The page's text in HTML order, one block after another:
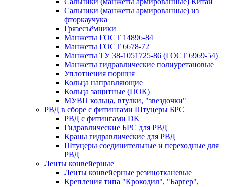
Сальники (манжеты армированные) из
фторкаучука
Грязесъёмники
Манжеты ГОСТ 14896-84
Манжеты ГОСТ 6678-72
Манжеты ТУ 38-1051725-86 (ГОСТ 6969-54)
Манжеты гидравлические полиуретановые
Уплотнения поршня
Кольца направляющие
Кольца защитные (ПОК)
МУВП кольца, втулки, "звездочки"
РВД в сборе с фитингами Штуцеры БРС
РВД с фитингами DK
Гидравлические БРС для РВД
Краны гидравлические для РВД
Штуцеры соединительные и переходные для
РВД
Ленты конвейерные
Ленты конвейерные резинотканевые
Крепления типа "Крокодил", "Баргер",